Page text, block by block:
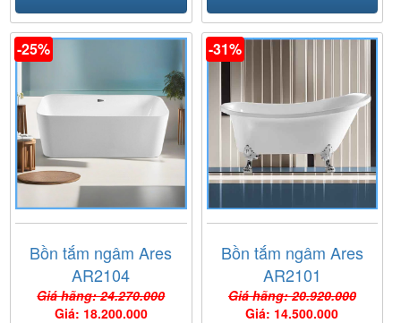
-25%
Bồn tắm ngâm Ares
AR2104
Giá hãng: 24.270.000
Giá: 18.200.000
-31%
Bồn tắm ngâm Ares
AR2101
Giá hãng: 20.920.000
Giá: 14.500.000